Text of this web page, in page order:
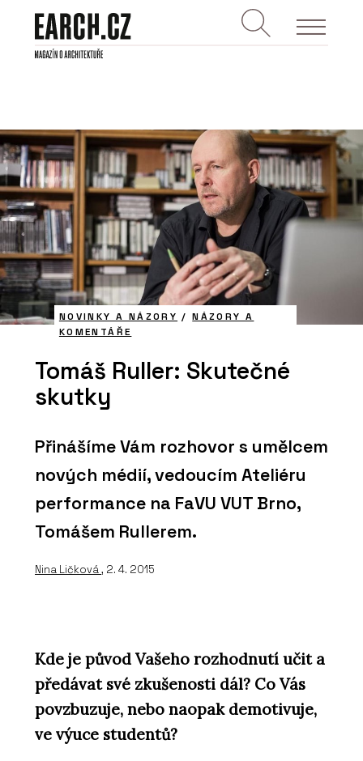
NOVINKY A NÁZORY /NÁZORY A
KOMENTÁŘE
Tomáš Ruller: Skutečné
skutky
Přinášíme Vám rozhovor s umělcem
nových médií, vedoucím Ateliéru
performance na FaVU VUT Brno,
Tomášem Rullerem.
Nina Ličková, 2. 4. 2015
Kde je původ Vašeho rozhodnutí učit a
předávat své zkušenosti dál? Co Vás
povzbuzuje, nebo naopak demotivuje,
ve výuce studentů?